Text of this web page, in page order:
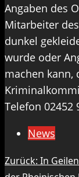
Angaben des
Mitarbeiter
dunkel
wurde oder
machen kann,
Telefon 02452
News
Zurück: In